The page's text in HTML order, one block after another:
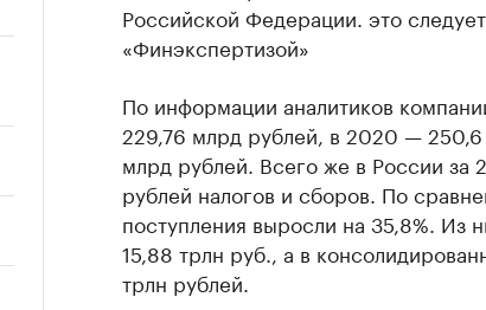
Российской Федерации. это
«Финэкспертизой»
По информации аналитиков
229,76 млрд рублей, в 2020 —
млрд рублей. Всего же в России за
рублей налогов и сборов. По
поступления выросли на 35,8%. Из
15,88 трлн руб., а в
трлн рублей.